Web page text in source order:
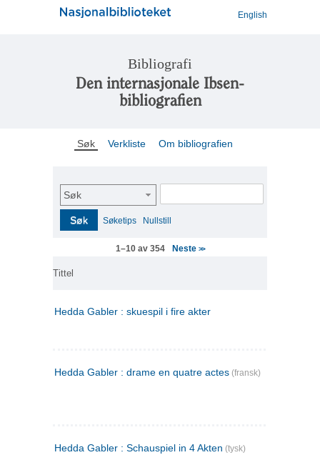
English
Bibliografi
Den internasjonale Ibsen-
bibliografien
Søk Verkliste Om bibliografien
Søk
Søk Søketips Nullstill
1–10 av 354 Neste >>
Tittel
Hedda Gabler : skuespil i fire akter
Hedda Gabler : drame en quatre actes (fransk)
Hedda Gabler : Schauspiel in 4 Akten (tysk)